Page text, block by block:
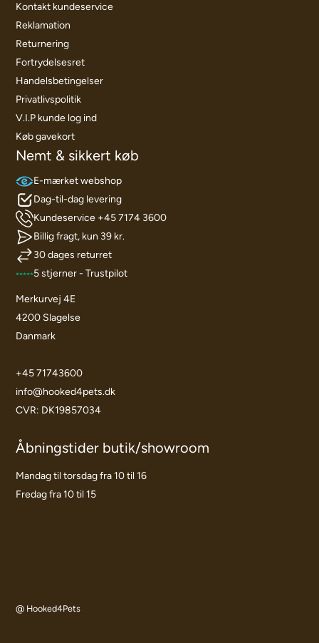
Kontakt kundeservice
Reklamation
Returnering
Fortrydelsesret
Handelsbetingelser
Privatlivspolitik
V.I.P kunde log ind
Køb gavekort
Nemt & sikkert køb
E-mærket webshop
Dag-til-dag levering
Kundeservice +45 7174 3600
Billig fragt, kun 39 kr.
30 dages returret
5 stjerner - Trustpilot
Merkurvej 4E
4200 Slagelse
Danmark
+45 71743600
info@hooked4pets.dk
CVR: DK19857034
Åbningstider butik/showroom
Mandag til torsdag fra 10 til 16
Fredag fra 10 til 15
@ Hooked4Pets